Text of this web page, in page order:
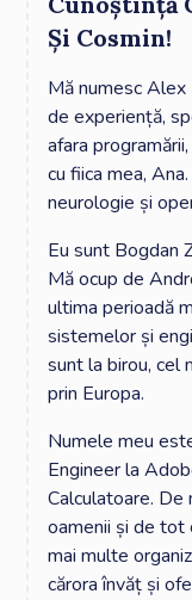
Și Cosmin!
Mă numesc
de experiență,
afara
cu fiica mea,
neurologie și
Eu sunt Bogdan
Mă ocup de
ultima perioadă
sistemelor și
sunt la birou, cel
prin Europa.
Numele meu
Engineer la
Calculatoare. De
oamenii și de tot
mai multe
cărora învăț și